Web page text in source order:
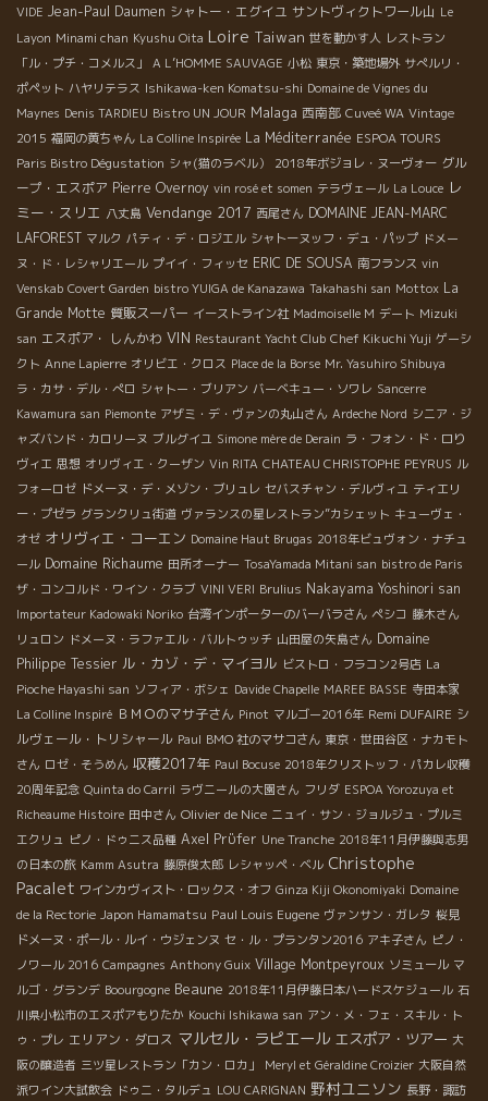
VIDE Jean-Paul Daumen シャトー・エグイユ サントヴィクトワール山 Le
Layon Minami chan Kyushu Oita Loire Taiwan 世を動かす人 レストラン
「ル・プチ・コメルス」
A L’HOMME SAUVAGE 小松 東京・築地場外 サぺルリ・
ポペット ハヤリテラス Ishikawa-ken Komatsu-shi Domaine de Vignes du
Maynes Denis TARDIEU Bistro UN JOUR Malaga 西南部 Cuveé WA Vintage
2015 福岡の黄ちゃん La Colline Inspirée La Méditerranée ESPOA TOURS
Paris Bistro Dégustation シャ(猫のラベル） 2018年ボジョレ・ヌーヴォー グル
ープ・エスポア Pierre Overnoy vin rosé et somen テラヴェール La Louce レ
ミー・スリエ 八丈島 Vendange 2017 西尾さん DOMAINE JEAN-MARC
LAFOREST マルク パティ・デ・ロジエル シャトーヌッフ・デュ・パップ ドメー
ヌ・ド・レシャリエール プイイ・フィッセ ERIC DE SOUSA 南フランス vin
Venskab Covert Garden bistro YUIGA de Kanazawa Takahashi san Mottox La
Grande Motte 質販スーパー イーストライン社 Madmoiselle M デート Mizuki
san エスポア・ しんかわ VIN Restaurant Yacht Club Chef Kikuchi Yuji ゲーシ
クト Anne Lapierre オリビエ・クロス Place de la Borse Mr. Yasuhiro Shibuya
ラ・カサ・デル・ぺロ シャトー・ブリアン バーベキュー・ソワレ Sancerre
Kawamura san Piemonte アザミ・デ・ヴァンの丸山さん Ardeche Nord シニア・ジ
ャズバンド・カロリーヌ ブルグイユ Simone mère de Derain ラ・フォン・ド・ロり
ヴィエ 思想 オリヴィエ・クーザン Vin RITA CHATEAU CHRISTOPHE PEYRUS ル
フォーロゼ ドメーヌ・デ・メゾン・ブリュレ セバスチャン・デルヴィユ ティエリ
ー・プゼラ グランクリュ街道 ヴァランスの星レストラン”カシェット キューヴェ・
オゼ オリヴィエ・コーエン Domaine Haut Brugas 2018年ビュヴォン・ナチュ
ール Domaine Richaume 田所オーナー TosaYamada Mitani san bistro de Paris
ザ・コンコルド・ワイン・クラブ VINI VERI Brulius Nakayama Yoshinori san
Importateur Kadowaki Noriko 台湾インポーターのバーバラさん ペシコ 藤木さん
リュロン ドメーヌ・ラファエル・バルトゥッチ 山田屋の矢島さん Domaine
Philippe Tessier ル・カゾ・デ・マイヨル ビストロ・フラコン2号店 La
Pioche Hayashi san ソフィア・ボシェ Davide Chapelle MAREE BASSE 寺田本家
La Colline Inspiré ＢＭＯのマサ子さん Pinot マルゴー2016年 Remi DUFAIRE シ
ルヴェール・トリシャール Paul BMO 社のマサコさん 東京・世田谷区・ナカモト
さん ロゼ・そうめん 収穫2017年 Paul Bocuse 2018年クリストッフ・パカレ収穫
20周年記念 Quinta do Carril ラヴニールの大園さん フリダ ESPOA Yorozuya et
Richeaume Histoire 田中さん Olivier de Nice ニュイ・サン・ジョルジュ・プルミ
エクリュ ピノ・ドゥニス品種 Axel Prϋfer Une Tranche 2018年11月伊藤與志男
の日本の旅 Kamm Asutra 藤原俊太郎 レシャッペ・ベル Christophe
Pacalet ワインカヴィスト・ロックス・オフ Ginza Kiji Okonomiyaki Domaine
de la Rectorie Japon Hamamatsu Paul Louis Eugene ヴァンサン・ガレタ 桜見
ドメーヌ・ポール・ルイ・ウジェンヌ セ・ル・プランタン2016 アキ子さん ピノ・
ノワール 2016 Campagnes Anthony Guix Village Montpeyroux ソミュール マ
ルゴ・グランデ Boourgogne Beaune 2018年11月伊藤日本ハードスケジュール 石
川県小松市のエスポアもりたか Kouchi Ishikawa san アン・メ・フェ・スキル・ト
ゥ・プレ エリアン・ダロス マルセル・ラピエール エスポア・ツアー 大
阪の醸造者 三ツ星レストラン「カン・ロカ」 Meryl et Géraldine Croizier 大阪自然
派ワイン大試飲会 ドゥニ・タルデュ LOU CARIGNAN 野村ユニソン 長野・諏訪